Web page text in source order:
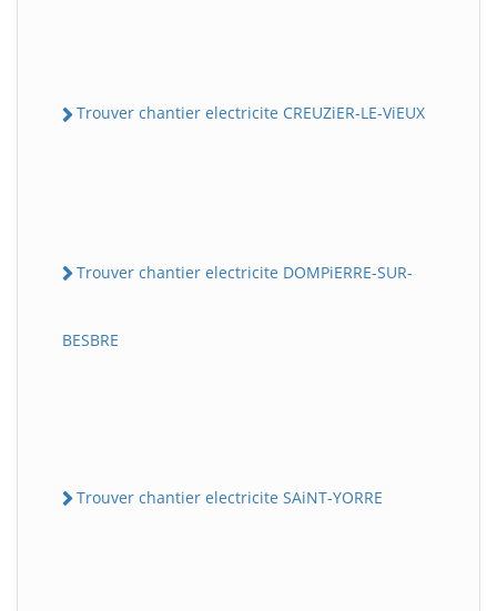
Trouver chantier electricite CREUZiER-LE-ViEUX
Trouver chantier electricite DOMPiERRE-SUR-
BESBRE
Trouver chantier electricite SAiNT-YORRE